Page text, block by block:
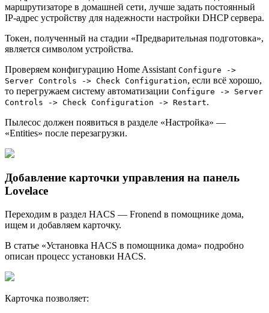
маршрутизаторе в домашней сети, лучше задать постоянный
IP-адрес устройству для надежности настройки DHCP сервера.
Токен, полученный на стадии «Предварительная подготовка»,
является символом устройства.
Проверяем конфигурацию Home Assistant Configure ->
Server Controls -> Check Configuration, если всё хорошо,
то перегружаем систему автоматизации Configure -> Server
Controls -> Check Configuration -> Restart.
Пылесос должен появиться в разделе «Настройка» —
«Еntities» после перезагрузки.
Добавление карточки управления на панель
Lovelace
Переходим в раздел HACS — Fronend в помощнике дома,
ищем и добавляем карточку.
В статье «Установка HACS в помощника дома» подробно
описан процесс установки HACS.
Карточка позволяет: